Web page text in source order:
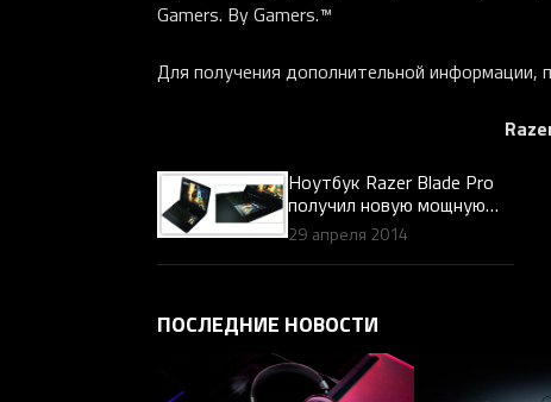
Gamers. By Gamers.™
Для получения дополнительной информации,
Ноутбук Razer Blade Pro
получил новую мощную
графическую карту и
обновленный интерфейс
Switchblade User
29 апреля 2014
ПОСЛЕДНИЕ НОВОСТИ